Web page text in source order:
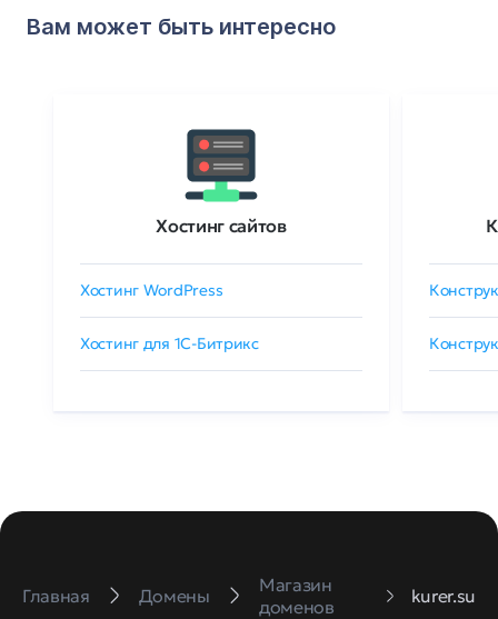
Вам может быть интересно
Хостинг сайтов
Хостинг WordPress
Хостинг для 1C-Битрикс
Главная Домены
Магазин
доменов
kurer.su